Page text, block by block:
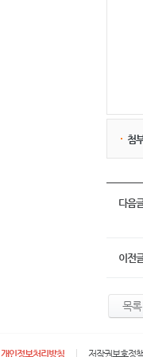
첨
다음
이전
목록
개인정보처리방침 저작권보호정책